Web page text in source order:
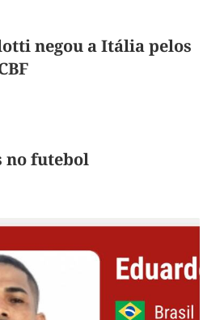
negou a Itália pelos
no futebol